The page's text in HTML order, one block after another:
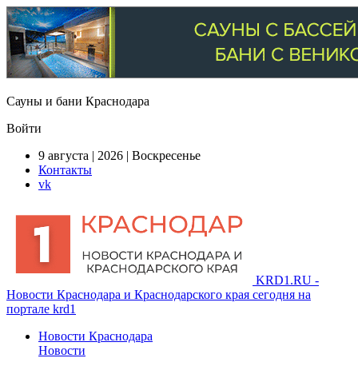
Сауны и бани Краснодара
Войти
9 августа | 2026 | Воскресенье
Контакты
vk
KRD1.RU -
Новости Краснодара и Краснодарского края сегодня на
портале krd1
Новости Краснодара
Новости